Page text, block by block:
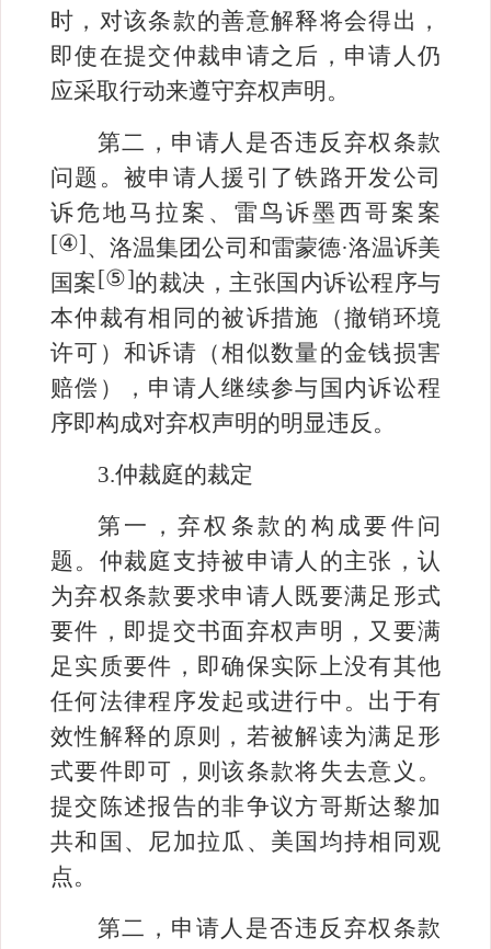
时，对该条款的善意解释将会得出，
即使在提交仲裁申请之后，申请人仍
应采取行动来遵守弃权声明。
第二，申请人是否违反弃权条款
问题。被申请人援引了铁路开发公司
诉危地马拉案、雷鸟诉墨西哥案案
[④]、洛温集团公司和雷蒙德·洛温诉美
国案[⑤]的裁决，主张国内诉讼程序与
本仲裁有相同的被诉措施（撤销环境
许可）和诉请（相似数量的金钱损害
赔偿），申请人继续参与国内诉讼程
序即构成对弃权声明的明显违反。
3.仲裁庭的裁定
第一，弃权条款的构成要件问
题。仲裁庭支持被申请人的主张，认
为弃权条款要求申请人既要满足形式
要件，即提交书面弃权声明，又要满
足实质要件，即确保实际上没有其他
任何法律程序发起或进行中。出于有
效性解释的原则，若被解读为满足形
式要件即可，则该条款将失去意义。
提交陈述报告的非争议方哥斯达黎加
共和国、尼加拉瓜、美国均持相同观
点。
第二，申请人是否违反弃权条款